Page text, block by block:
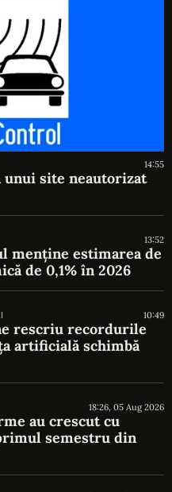
14:55
unui site neautorizat
13:52
menține estimarea de
de 0,1% în 2026
10:49
rescriu recordurile
artificială schimbă
18:26, 05 Aug 2026
au crescut cu
semestru din